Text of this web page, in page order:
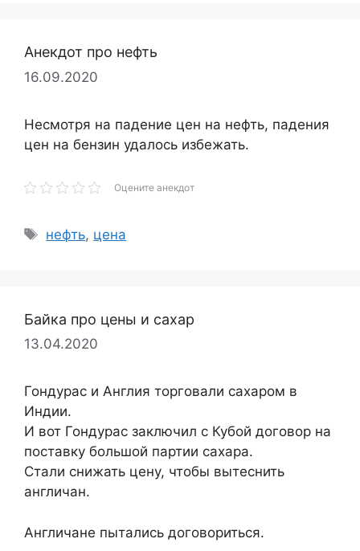
Анекдот про нефть
16.09.2020
Несмотря на падение цен на нефть, падения
цен на бензин удалось избежать.
Оцените анекдот
Метки
нефть, цена
Байка про цены и сахар
13.04.2020
Гондурас и Англия торговали сахаром в
Индии.
И вот Гондурас заключил с Кубой договор на
поставку большой партии сахара.
Стали снижать цену, чтобы вытеснить
англичан.
Англичане пытались договориться.